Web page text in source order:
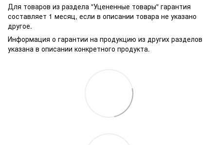
Для товаров из раздела "Уцененные товары" гарантия
составляет 1 месяц, если в описании товара не указано
другое.
Информация о гарантии на продукцию из других разделов
указана в описании конкретного продукта.